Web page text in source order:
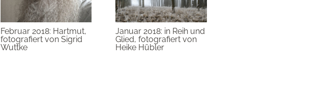
Februar 2018: Hartmut,
fotografiert von Sigrid
Wuttke
Januar 2018: in Reih und
Glied, fotografiert von
Heike Hübler